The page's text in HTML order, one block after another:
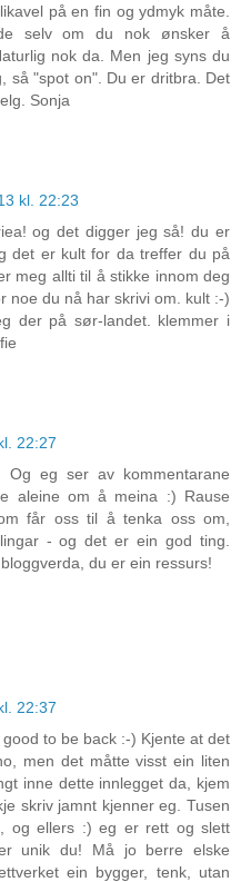
på en fin og ydmyk måte.
selv om du nok ønsker å
nok da. Men jeg syns du
så "spot on". Du er dritbra. Det
Sonja
kl. 22:23
og det digger jeg så! du er
det er kult for da treffer du på
meg allti til å stikke innom deg
noe du nå har skrivi om. kult :-)
der på sør-landet. klemmer i
22:27
eg ser av kommentarane
aleine om å meina :) Rause
får oss til å tenka oss om,
- og det er ein god ting.
du er ein ressurs!
22:37
to be back :-) Kjente at det
men det måtte visst ein liten
inne dette innlegget da, kjem
skriv jamnt kjenner eg. Tusen
og ellers :) eg er rett og slett
unik du! Må jo berre elske
ein bygger, tenk, utan